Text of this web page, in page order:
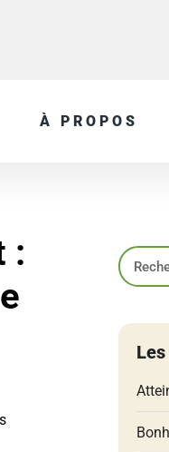
À PROPOS
: